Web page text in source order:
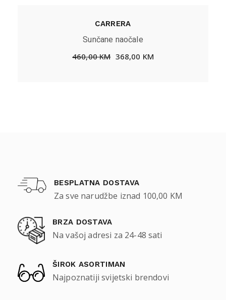
CARRERA
Sunčane naočale
460,00KM 368,00 KM
BESPLATNA DOSTAVA
Za sve narudžbe iznad 100,00 KM
BRZA DOSTAVA
Na vašoj adresi za 24-48 sati
ŠIROK ASORTIMAN
Najpoznatiji svijetski brendovi